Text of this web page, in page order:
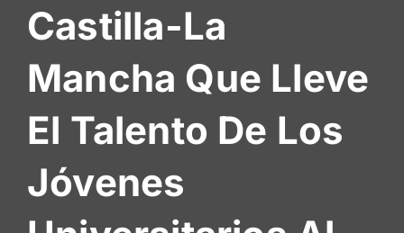
Noticias
Contacto
Area
Socios
Castilla-La
Mancha Que Lleve
El Talento De Los
Jóvenes